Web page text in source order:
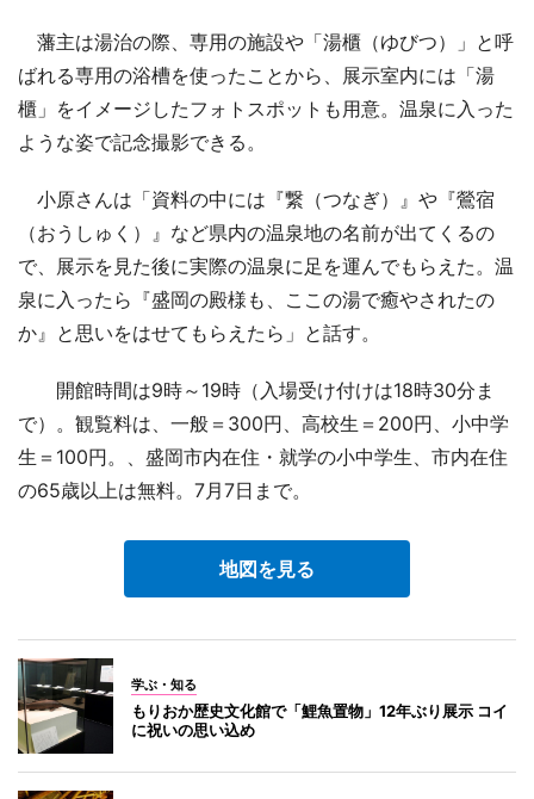
藩主は湯治の際、専用の施設や「湯櫃（ゆびつ）」と呼
ばれる専用の浴槽を使ったことから、展示室内には「湯
櫃」をイメージしたフォトスポットも用意。温泉に入った
ような姿で記念撮影できる。
小原さんは「資料の中には『繋（つなぎ）』や『鶯宿
（おうしゅく）』など県内の温泉地の名前が出てくるの
で、展示を見た後に実際の温泉に足を運んでもらえた。温
泉に入ったら『盛岡の殿様も、ここの湯で癒やされたの
か』と思いをはせてもらえたら」と話す。
開館時間は9時～19時（入場受け付けは18時30分ま
で）。観覧料は、一般＝300円、高校生＝200円、小中学
生＝100円。、盛岡市内在住・就学の小中学生、市内在住
の65歳以上は無料。7月7日まで。
地図を見る
学ぶ・知る
もりおか歴史文化館で「鯉魚置物」12年ぶり展示 コイ
に祝いの思い込め